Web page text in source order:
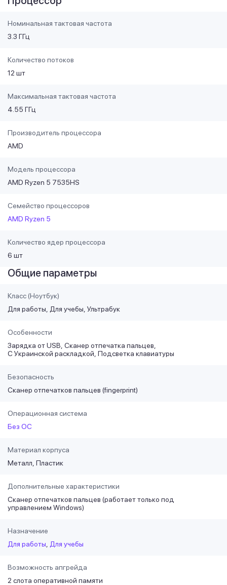
Номинальная тактовая частота
3.3 ГГц
Количество потоков
12 шт
Максимальная тактовая частота
4.55 ГГц
Производитель процессора
AMD
Модель процессора
AMD Ryzen 5 7535HS
Семейство процессоров
AMD Ryzen 5
Количество ядер процессора
6 шт
Общие параметры
Класс (Ноутбук)
Для работы
Для учебы Ультрабук
Особенности
Зарядка от USB Сканер отпечатка пальцев
С Украинской раскладкой Подсветка клавиатуры
Безопасность
Сканер отпечатков пальцев (fingerprint)
Операционная система
Без ОС
Материал корпуса
Металл Пластик
Дополнительные характеристики
Сканер отпечатков пальцев (работает только под
управлением Windows)
Назначение
Для работы
Для учебы
Возможность апгрейда
2 слота оперативной памяти